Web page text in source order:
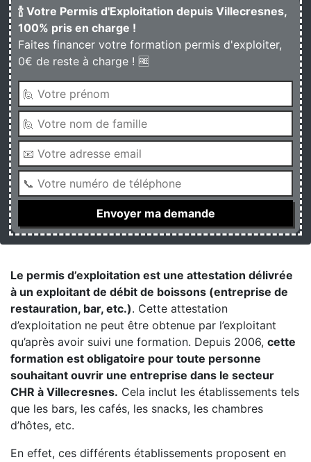
🍾 Votre Permis d'Exploitation depuis Villecresnes,
100% pris en charge !
Faites financer votre formation permis d'exploiter,
0€ de reste à charge ! 🆓
Le permis d’exploitation est une attestation délivrée
à un exploitant de débit de boissons (entreprise de
restauration, bar, etc.). Cette attestation
d’exploitation ne peut être obtenue par l’exploitant
qu’après avoir suivi une formation. Depuis 2006, cette
formation est obligatoire pour toute personne
souhaitant ouvrir une entreprise dans le secteur
CHR à Villecresnes. Cela inclut les établissements tels
que les bars, les cafés, les snacks, les chambres
d’hôtes, etc.
En effet, ces différents établissements proposent en